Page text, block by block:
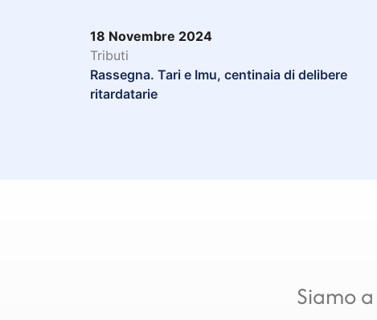
18 Novembre 2024
Tributi
Rassegna. Tari e Imu, centinaia di delibere
ritardatarie
Siamo